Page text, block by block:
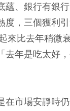
、銀行有銀行
度，三個獲利
來比去年稍微
去年是吃太好
在市場安靜時